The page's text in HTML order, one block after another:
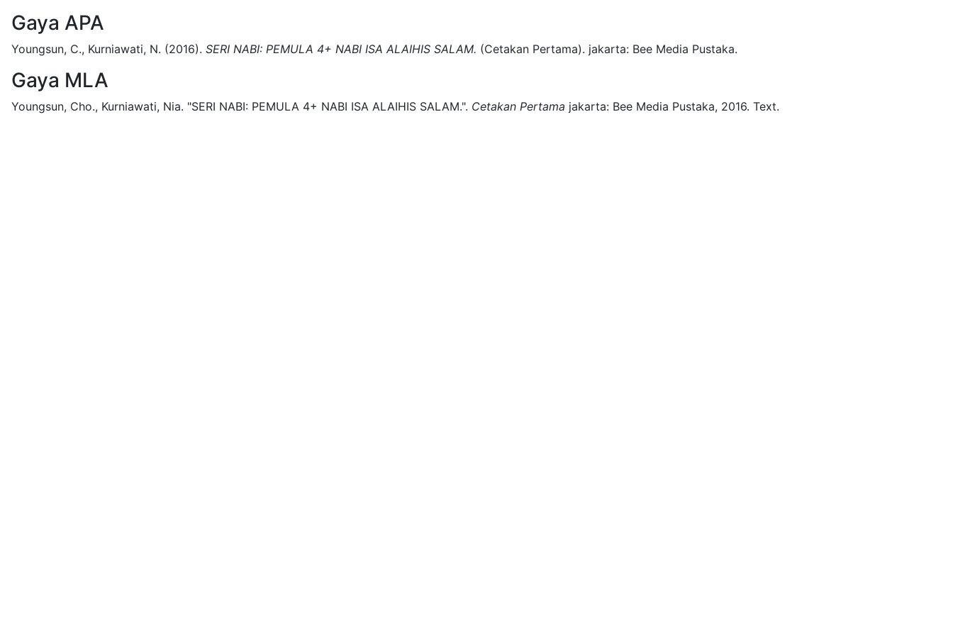
Gaya APA
Youngsun, C., Kurniawati, N. (2016). SERI NABI: PEMULA 4+ NABI ISA ALAIHIS SALAM. (Cetakan Pertama). jakarta: Bee Media Pustaka.
Gaya MLA
Youngsun, Cho., Kurniawati, Nia. "SERI NABI: PEMULA 4+ NABI ISA ALAIHIS SALAM.". Cetakan Pertama jakarta: Bee Media Pustaka, 2016. Text.